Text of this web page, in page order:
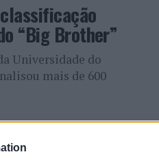
“Big Brother”
Universidade do
mais de 600